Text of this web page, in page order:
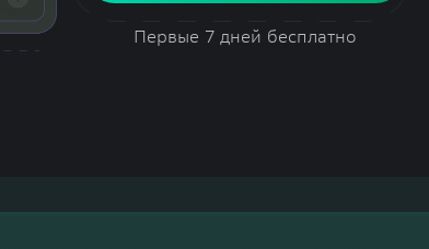
Первые 7 дней бесплатно